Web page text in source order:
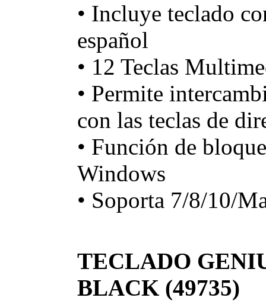
• Incluye teclado
español
• 12 Teclas
• Permite
con las teclas de
• Función de
Windows
• Soporta 7/8/10/
TECLADO
BLACK (49735)